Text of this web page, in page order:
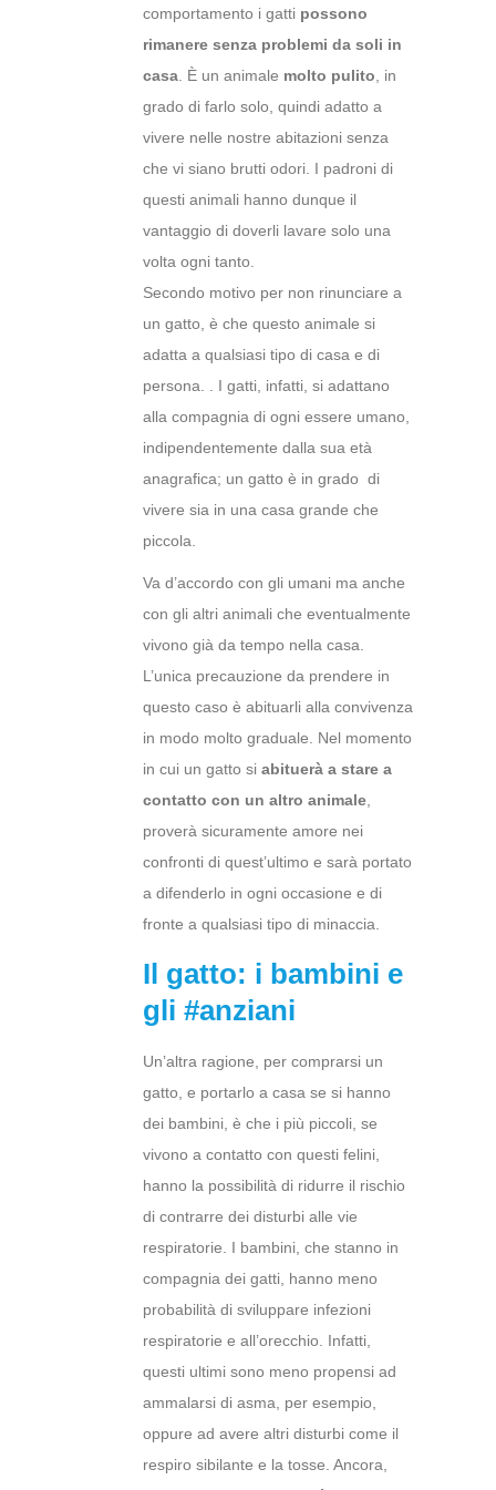
comportamento i gatti possono
rimanere senza problemi da soli in
casa . È un animale molto pulito , in
grado di farlo solo, quindi adatto a
vivere nelle nostre abitazioni senza
che vi siano brutti odori. I padroni di
questi animali hanno dunque il
vantaggio di doverli lavare solo una
volta ogni tanto.
Secondo motivo per non rinunciare a
un gatto, è che questo animale si
adatta a qualsiasi tipo di casa e di
persona. . I gatti, infatti, si adattano
alla compagnia di ogni essere umano,
indipendentemente dalla sua età
anagrafica; un gatto è in grado di
vivere sia in una casa grande che
piccola.
Va d’accordo con gli umani ma anche
con gli altri animali che eventualmente
vivono già da tempo nella casa.
L’unica precauzione da prendere in
questo caso è abituarli alla convivenza
in modo molto graduale. Nel momento
in cui un gatto si abituerà a stare a
contatto con un altro animale
proverà sicuramente amore nei
confronti di quest’ultimo e sarà portato
a difenderlo in ogni occasione e di
fronte a qualsiasi tipo di minaccia.
Il gatto: i bambini e
gli #anziani
Un’altra ragione, per comprarsi un
gatto, e portarlo a casa se si hanno
dei bambini, è che i più piccoli, se
vivono a contatto con questi felini,
hanno la possibilità di ridurre il rischio
di contrarre dei disturbi alle vie
respiratorie. I bambini, che stanno in
compagnia dei gatti, hanno meno
probabilità di sviluppare infezioni
respiratorie e all’orecchio. Infatti,
questi ultimi sono meno propensi ad
ammalarsi di asma, per esempio,
oppure ad avere altri disturbi come il
respiro sibilante e la tosse. Ancora,